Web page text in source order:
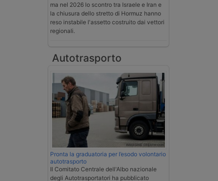
ma nel 2026 lo scontro tra Israele e Iran e
la chiusura dello stretto di Hormuz hanno
reso instabile l'assetto costruito dai vettori
regionali.
Autotrasporto
Pronta la graduatoria per l’esodo volontario
autotrasporto
Il Comitato Centrale dell'Albo nazionale
degli Autotrasportatori ha pubblicato